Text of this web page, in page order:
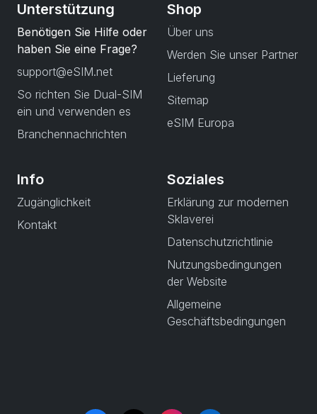
Unterstützung
Benötigen Sie Hilfe oder
haben Sie eine Frage?
support@eSIM.net
So richten Sie Dual-SIM
ein und verwenden es
Branchennachrichten
Shop
Über uns
Werden Sie unser Partner
Lieferung
Sitemap
eSIM Europa
Info
Zugänglichkeit
Kontakt
Soziales
Erklärung zur modernen
Sklaverei
Datenschutzrichtlinie
Nutzungsbedingungen
der Website
Allgemeine
Geschäftsbedingungen